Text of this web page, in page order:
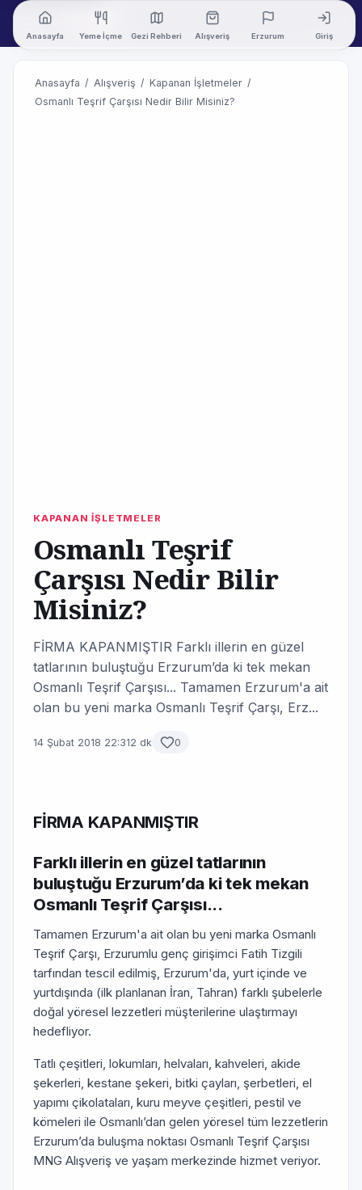
Anasayfa Yeme İçme Gezi Rehberi Alışveriş Erzurum Giriş
Anasayfa / Alışveriş / Kapanan İşletmeler /
Osmanlı Teşrif Çarşısı Nedir Bilir Misiniz?
KAPANAN İŞLETMELER
Osmanlı Teşrif
Çarşısı Nedir Bilir
Misiniz?
FİRMA KAPANMIŞTIR Farklı illerin en güzel
tatlarının buluştuğu Erzurum’da ki tek mekan
Osmanlı Teşrif Çarşısı... Tamamen Erzurum'a ait
olan bu yeni marka Osmanlı Teşrif Çarşı, Erz...
14 Şubat 2018 22:312 dk 0
FİRMA KAPANMIŞTIR
Farklı illerin en güzel tatlarının
buluştuğu Erzurum’da ki tek mekan
Osmanlı Teşrif Çarşısı...
Tamamen Erzurum'a ait olan bu yeni marka Osmanlı
Teşrif Çarşı, Erzurumlu genç girişimci Fatih Tizgili
tarfından tescil edilmiş, Erzurum'da, yurt içinde ve
yurtdışında (ilk planlanan İran, Tahran) farklı şubelerle
doğal yöresel lezzetleri müşterilerine ulaştırmayı
hedefliyor.
Tatlı çeşitleri, lokumları, helvaları, kahveleri, akide
şekerleri, kestane şekeri, bitki çayları, şerbetleri, el
yapımı çikolataları, kuru meyve çeşitleri, pestil ve
kömeleri ile Osmanlı’dan gelen yöresel tüm lezzetlerin
Erzurum’da buluşma noktası Osmanlı Teşrif Çarşısı
MNG Alışveriş ve yaşam merkezinde hizmet veriyor.